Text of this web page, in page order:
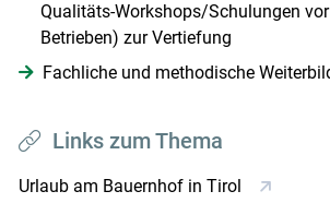
Qualitäts-Workshops/Schulungen
Betrieben) zur Vertiefung
Fachliche und methodische
Links zum Thema
Urlaub am Bauernhof in Tirol